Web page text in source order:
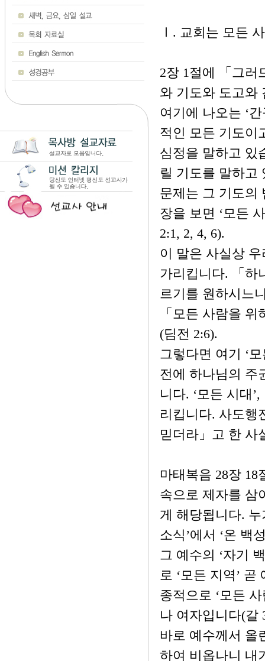
Ⅰ. 교회는 모든
2장 1절에 「그러
와 기도와 도고
여기에 나오는 ‘
적인 모든 기도이
심정을 말하고 있
릴 기도를 말하고
문제는 그 기도의
장을 보면 ‘모든
2:1, 2, 4, 6).
이 말은 사실상
가리킵니다. 「하
르기를 원하시느
「모든 사람을
(딤전 2:6).
그렇다면 여기 ‘
전에 하나님의 주
니다. ‘모든 시대
리킵니다. 사도행
믿더라」고 한 사
마태복음 28장 18
속으로 제자를 삼
게 해당됩니다.
소식’에서 ‘온 백
그 예수의 ‘자기
로 ‘모든 지역’
종적으로 ‘모든
나 여자입니다(갈
바로 예수께서 올
하여 비옵나니 내